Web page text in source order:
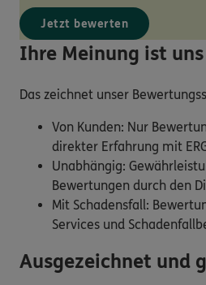
Jetzt bewerten
Ihre Meinung ist
Das zeichnet unser
Von Kunden: Nur
direkter Erfahrung mit
Unabhängig:
Bewertungen durch den
Mit Schadensfall:
Services und
Ausgezeichnet und